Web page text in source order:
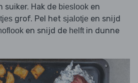
suiker. Hak de bieslook en
grof. Pel het sjalotje en snijd
en snijd de helft in dunne